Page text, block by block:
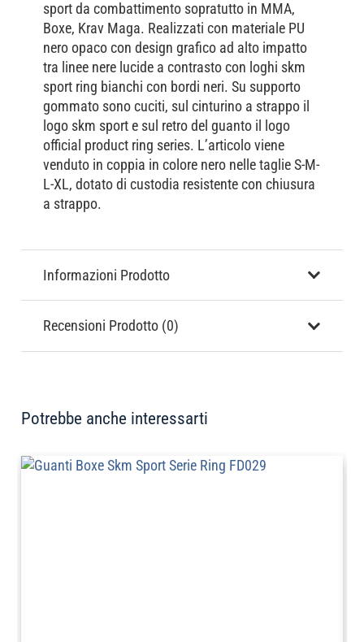
sport da combattimento sopratutto in MMA,
Boxe, Krav Maga. Realizzati con materiale PU
nero opaco con design grafico ad alto impatto
tra linee nere lucide a contrasto con loghi skm
sport ring bianchi con bordi neri. Su supporto
gommato sono cuciti, sul cinturino a strappo il
logo skm sport e sul retro del guanto il logo
official product ring series. L’articolo viene
venduto in coppia in colore nero nelle taglie S-M-
L-XL, dotato di custodia resistente con chiusura
a strappo.
Informazioni Prodotto
Recensioni Prodotto (0)
Potrebbe anche interessarti